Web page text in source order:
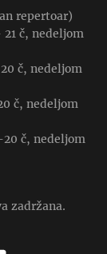
v.d. direktora